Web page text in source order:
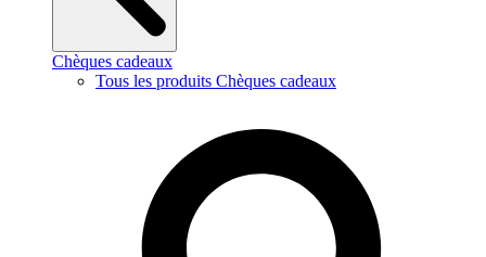
Chèques cadeaux
Tous les produits Chèques cadeaux